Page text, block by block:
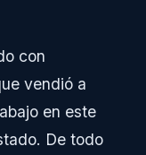
con
vendió a
en este
De todo